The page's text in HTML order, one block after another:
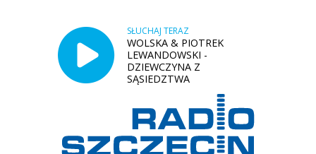
SŁUCHAJ TERAZ
WOLSKA & PIOTREK
LEWANDOWSKI -
DZIEWCZYNA Z
SĄSIEDZTWA